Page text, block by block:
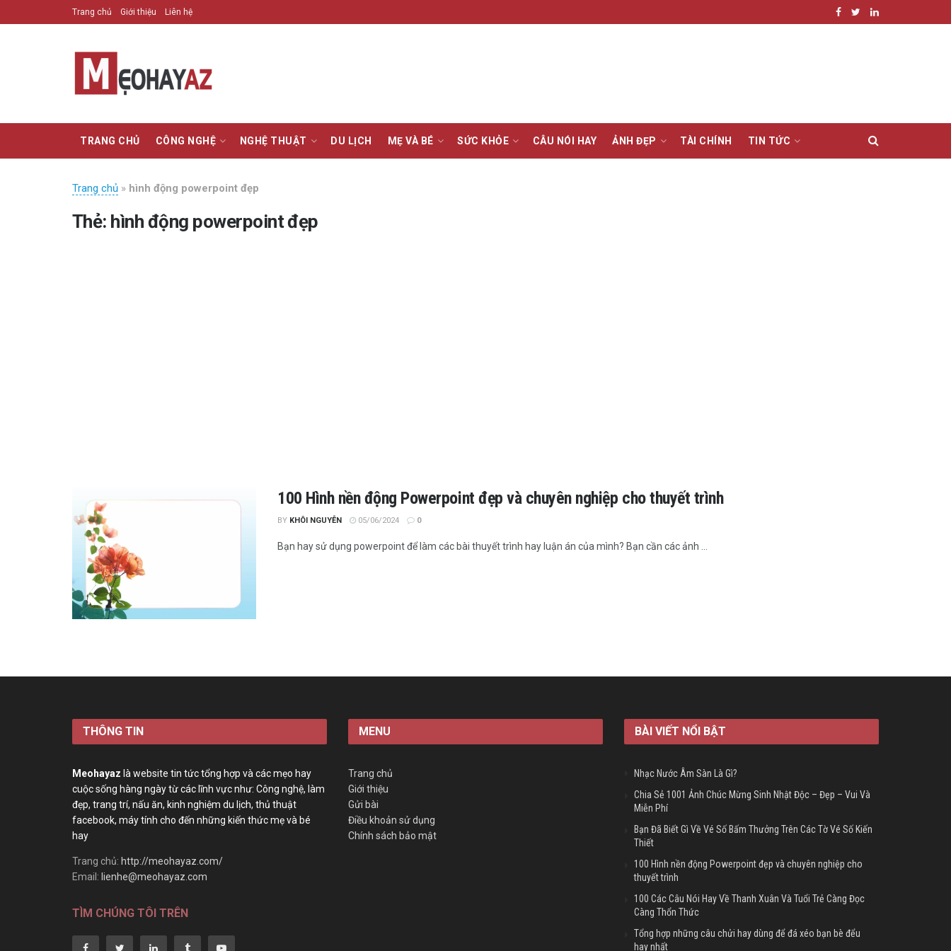
Trang chủ Giới thiệu Liên hệ
TRANG CHỦ CÔNG NGHỆ NGHỆ THUẬT DU LỊCH MẸ VÀ BÉ SỨC KHỎE CÂU NÓI HAY ẢNH ĐẸP TÀI CHÍNH TIN TỨC
Trang chủ » hình động powerpoint đẹp
Thẻ: hình động powerpoint đẹp
100 Hình nền động Powerpoint đẹp và chuyên nghiệp cho thuyết trình
BY KHÔI NGUYỄN 05/06/2024 0
Bạn hay sử dụng powerpoint để làm các bài thuyết trình hay luận án của mình? Bạn cần các ảnh ...
THÔNG TIN
Meohayaz là website tin tức tổng hợp và các mẹo hay
cuộc sống hàng ngày từ các lĩnh vực như: Công nghệ, làm
đẹp, trang trí, nấu ăn, kinh nghiệm du lịch, thủ thuật
facebook, máy tính cho đến những kiến thức mẹ và bé
hay
Trang chủ: http://meohayaz.com/
Email: lienhe@meohayaz.com
TÌM CHÚNG TÔI TRÊN
MENU
Trang chủ
Giới thiệu
Gửi bài
Điều khoản sử dụng
Chính sách bảo mật
BÀI VIẾT NỔI BẬT
Nhạc Nước Âm Sàn Là Gì?
Chia Sẻ 1001 Ảnh Chúc Mừng Sinh Nhật Độc – Đẹp – Vui Và
Miễn Phí
Bạn Đã Biết Gì Về Vé Số Bấm Thưởng Trên Các Tờ Vé Số Kiến
Thiết
100 Hình nền động Powerpoint đẹp và chuyên nghiệp cho
thuyết trình
100 Các Câu Nói Hay Về Thanh Xuân Và Tuổi Trẻ Càng Đọc
Càng Thổn Thức
Tổng hợp những câu chửi hay dùng để đá xéo bạn bè đểu
hay nhất